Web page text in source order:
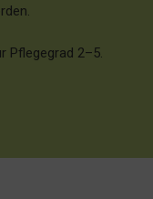
Pflegegrad 2–5.